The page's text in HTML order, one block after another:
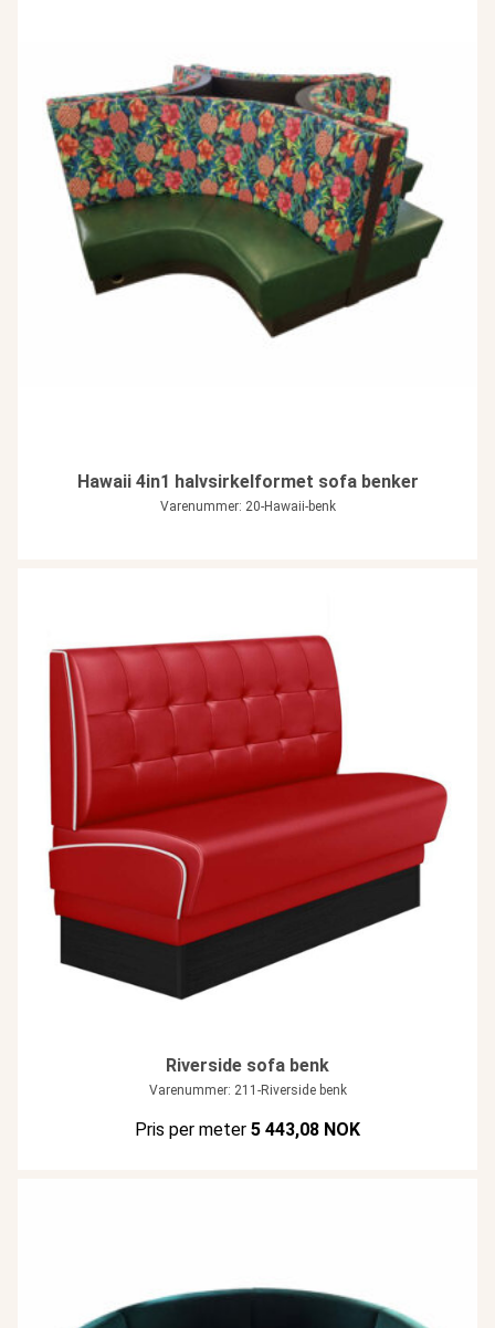
Hawaii 4in1 halvsirkelformet sofa benker
Varenummer: 20-Hawaii-benk
Riverside sofa benk
Varenummer: 211-Riverside benk
Pris per meter 5 443,08 NOK